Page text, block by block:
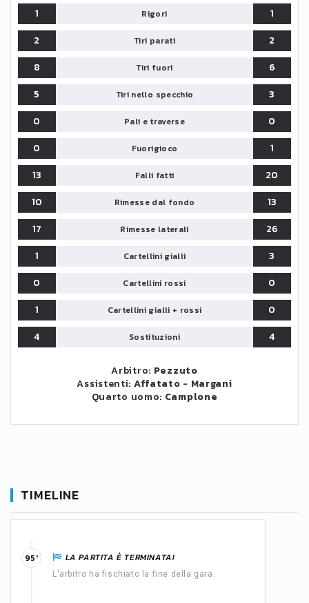
1 Rigori
1
2
Tiri parati
2
8
Tiri fuori
6
5
Tiri nello specchio
3
0
Pali e traverse
0
0
Fuorigioco
1
13
Falli fatti
20
10
Rimesse dal fondo
13
17
Rimesse laterali
26
1
Cartellini gialli
3
0
Cartellini rossi
0
1
Cartellini gialli + rossi
0
4
Sostituzioni 4
Arbitro: Pezzuto
Assistenti: Affatato - Margani
Quarto uomo: Camplone
TIMELINE
LA PARTITA È TERMINATA!
L'arbitro ha fischiato la fine della gara.
95'